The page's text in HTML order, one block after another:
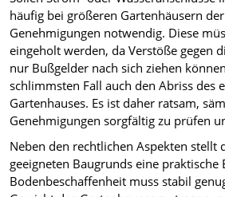
häufig bei größeren Gartenhäusern
Genehmigungen notwendig. Diese
eingeholt werden, da Verstöße gegen
nur Bußgelder nach sich ziehen
schlimmsten Fall auch den Abriss des
Gartenhauses. Es ist daher ratsam,
Genehmigungen sorgfältig zu prüfen
Neben den rechtlichen Aspekten stellt
geeigneten Baugrunds eine praktische
Bodenbeschaffenheit muss stabil